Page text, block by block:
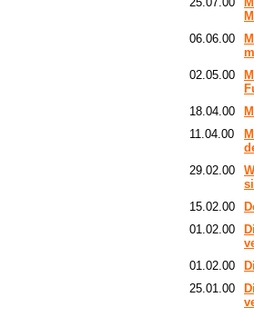
06.06.00
02.05.00
18.04.00
11.04.00
29.02.00
15.02.00
01.02.00
01.02.00
25.01.00